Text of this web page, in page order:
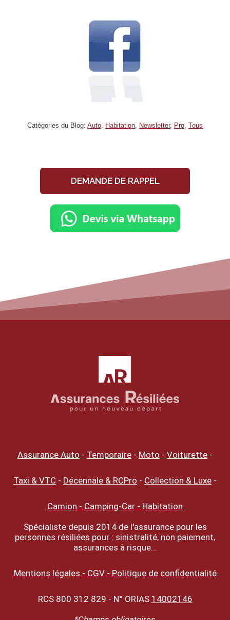
Catégories du Blog: Auto, Habitation, Newsletter, Pro, Tous
DEMANDE DE RAPPEL
Assurance Auto - Temporaire - Moto - Voiturette -
Taxi & VTC - Décennale & RCPro - Collection & Luxe -
Camion - Camping-Car - Habitation
Spécialiste depuis 2014 de l'assurance pour les
personnes résiliées pour : sinistralité, non paiement,
assurances à risque...
Mentions légales - CGV- Politique de confidentialité
RCS 800 312 829 - N° ORIAS 14002146